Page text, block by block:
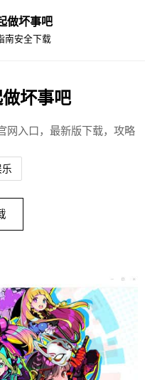
做坏事吧
南安全下载
坏事吧
网入口，最新版下载，攻略